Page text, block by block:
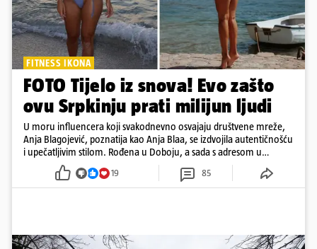
FITNESS IKONA
FOTO Tijelo iz snova! Evo zašto
ovu Srpkinju prati milijun ljudi
U moru influencera koji svakodnevno osvajaju društvene mreže,
Anja Blagojević, poznatija kao Anja Blaa, se izdvojila autentičnošću
i upečatljivim stilom. Rođena u Doboju, a sada s adresom u
Dubaiju, Anja je spoj glamura, discipline i mladenačke energije
19 85